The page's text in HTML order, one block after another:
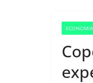
ECONOMIA